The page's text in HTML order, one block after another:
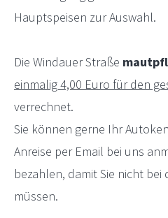
Hauptspeisen zur Auswahl.
Die Windauer Straße
einmalig 4,00 Euro für den
verrechnet.
Sie können gerne Ihr
Anreise per Email bei uns
bezahlen, damit Sie nicht
müssen.